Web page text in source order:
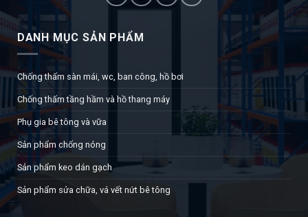
DANH MỤC SẢN PHẨM
Chống thấm sàn mái, wc, ban công, hồ bơi
Chống thấm tầng hầm và hồ thang máy
Phụ gia bê tông và vữa
Sản phẩm chống nóng
Sản phẩm keo dán gạch
Sản phẩm sửa chữa, vá vết nứt bê tông